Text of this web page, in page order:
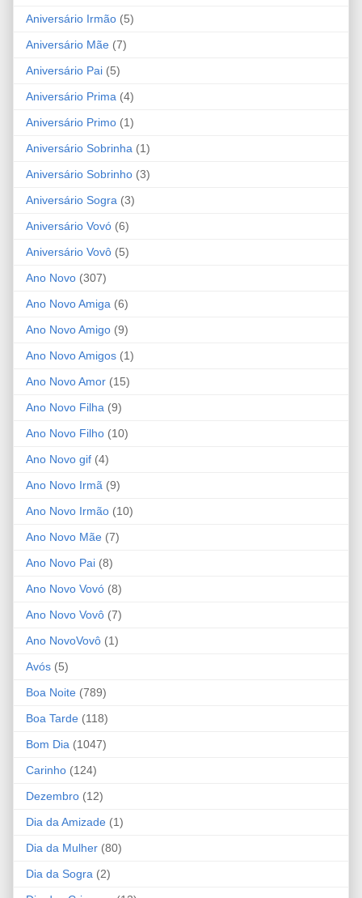
Aniversário Irmão (5)
Aniversário Mãe (7)
Aniversário Pai (5)
Aniversário Prima (4)
Aniversário Primo (1)
Aniversário Sobrinha (1)
Aniversário Sobrinho (3)
Aniversário Sogra (3)
Aniversário Vovó (6)
Aniversário Vovô (5)
Ano Novo (307)
Ano Novo Amiga (6)
Ano Novo Amigo (9)
Ano Novo Amigos (1)
Ano Novo Amor (15)
Ano Novo Filha (9)
Ano Novo Filho (10)
Ano Novo gif (4)
Ano Novo Irmã (9)
Ano Novo Irmão (10)
Ano Novo Mãe (7)
Ano Novo Pai (8)
Ano Novo Vovó (8)
Ano Novo Vovô (7)
Ano NovoVovô (1)
Avós (5)
Boa Noite (789)
Boa Tarde (118)
Bom Dia (1047)
Carinho (124)
Dezembro (12)
Dia da Amizade (1)
Dia da Mulher (80)
Dia da Sogra (2)